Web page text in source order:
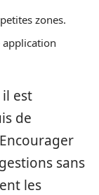
zones.
application
est
de
sans
les